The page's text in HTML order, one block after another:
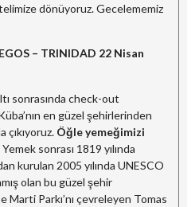
dönüyoruz. Gecelememiz
– TRINIDAD 22 Nisan
sonrasında check-out
en güzel şehirlerinden
çıkıyoruz. Öğle yemeğimizi
sonrası 1819 yılında
kurulan 2005 yılında UNESCO
olan bu güzel şehir
Marti Parkı’nı çevreleyen Tomas